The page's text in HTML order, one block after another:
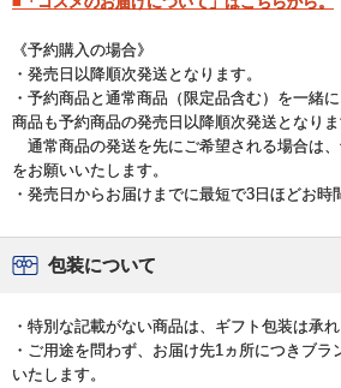
《予約購入の場合》
・発売日以降順次発送となります。
・予約商品と通常商品（限定品含む）を一緒
商品も予約商品の発売日以降順次発送となりま
通常商品の発送を先にご希望される場合は
をお願いいたします。
・発売日からお届けまでに最短で3日ほどお時
包装について
・特別な記載がない商品は、ギフト包装は承れ
・ご用途を問わず、お届け先1ヵ所につきブ
いたします。